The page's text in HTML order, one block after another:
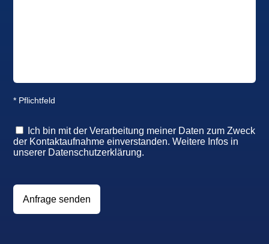
* Pflichtfeld
Ich bin mit der Verarbeitung meiner Daten zum Zweck
der Kontaktaufnahme einverstanden. Weitere Infos in
unserer Datenschutzerklärung.
Anfrage senden